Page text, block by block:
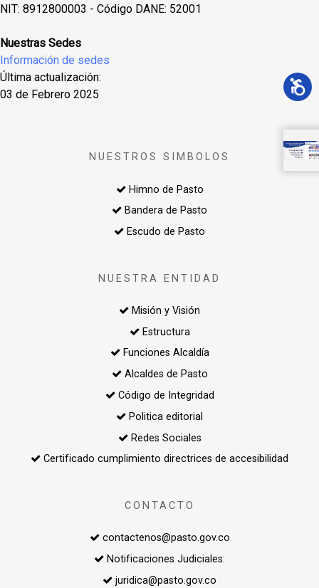
NIT: 8912800003 - Código DANE: 52001
Nuestras Sedes
Información de sedes
Última actualización:
03 de Febrero 2025
NUESTROS SIMBOLOS
Himno de Pasto
Bandera de Pasto
Escudo de Pasto
NUESTRA ENTIDAD
Misión y Visión
Estructura
Funciones Alcaldía
Alcaldes de Pasto
Código de Integridad
Politica editorial
Redes Sociales
Certificado cumplimiento directrices de accesibilidad
CONTACTO
contactenos@pasto.gov.co
Notificaciones Judiciales:
juridica@pasto.gov.co